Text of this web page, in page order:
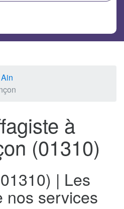
à
(01310)
| Les
nos services